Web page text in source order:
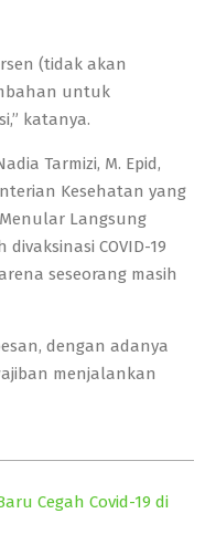
(tidak akan
untuk
katanya.
Tarmizi, M. Epid,
Kesehatan yang
Langsung
COVID-19
seseorang masih
dengan adanya
menjalankan
Cegah Covid-19 di